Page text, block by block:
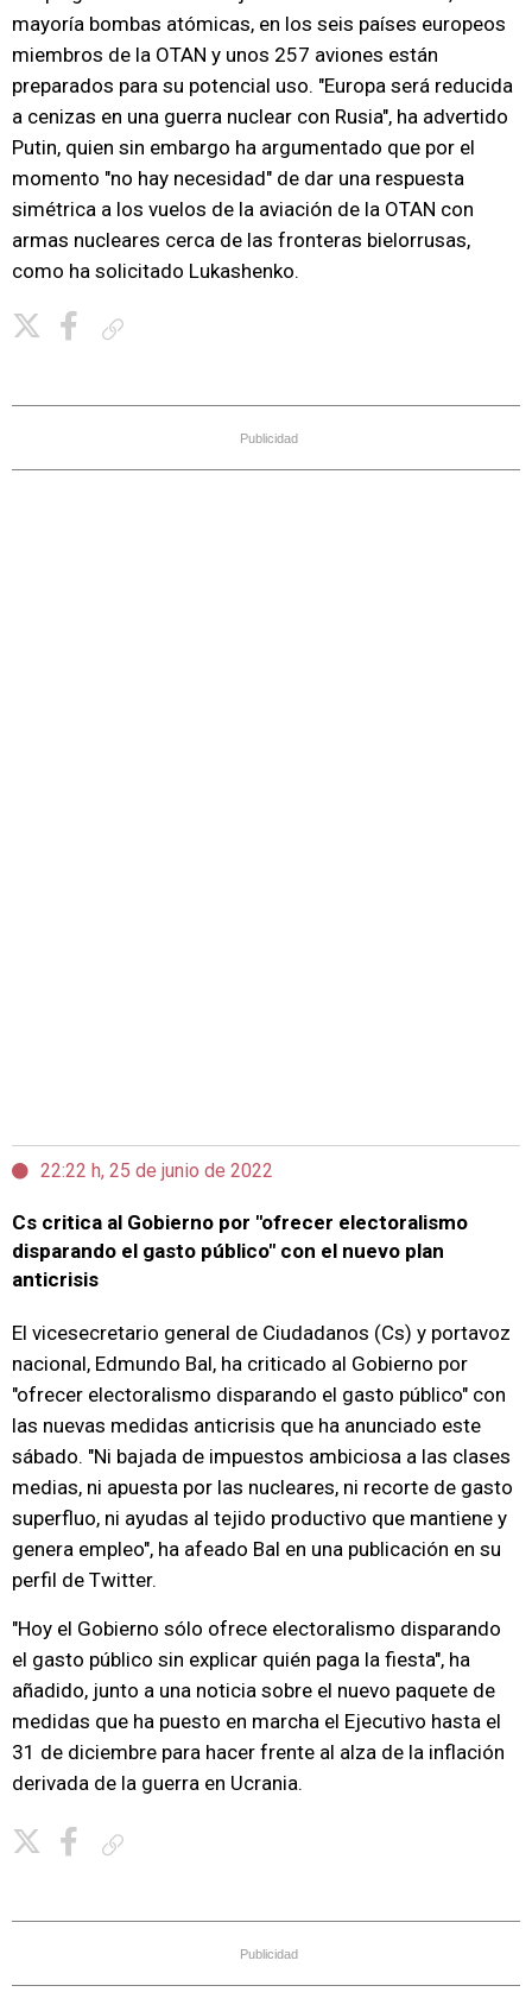
mayoría bombas atómicas, en los seis países europeos
miembros de la OTAN y unos 257 aviones están
preparados para su potencial uso. "Europa será reducida
a cenizas en una guerra nuclear con Rusia", ha advertido
Putin, quien sin embargo ha argumentado que por el
momento "no hay necesidad" de dar una respuesta
simétrica a los vuelos de la aviación de la OTAN con
armas nucleares cerca de las fronteras bielorrusas,
como ha solicitado Lukashenko.
Publicidad
22:22 h, 25 de junio de 2022
Cs critica al Gobierno por "ofrecer electoralismo
disparando el gasto público" con el nuevo plan
anticrisis
El vicesecretario general de Ciudadanos (Cs) y portavoz
nacional, Edmundo Bal, ha criticado al Gobierno por
"ofrecer electoralismo disparando el gasto público" con
las nuevas medidas anticrisis que ha anunciado este
sábado. "Ni bajada de impuestos ambiciosa a las clases
medias, ni apuesta por las nucleares, ni recorte de gasto
superfluo, ni ayudas al tejido productivo que mantiene y
genera empleo", ha afeado Bal en una publicación en su
perfil de Twitter.
"Hoy el Gobierno sólo ofrece electoralismo disparando
el gasto público sin explicar quién paga la fiesta", ha
añadido, junto a una noticia sobre el nuevo paquete de
medidas que ha puesto en marcha el Ejecutivo hasta el
31 de diciembre para hacer frente al alza de la inflación
derivada de la guerra en Ucrania.
Publicidad